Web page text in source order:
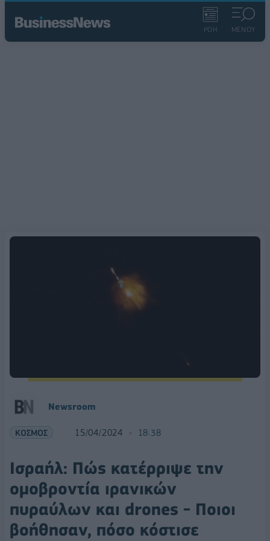
ΡΟΗ ΜΕΝΟΥ
Newsroom
ΚΟΣΜΟΣ 15/04/2024 18:38
Ισραήλ: Πώς κατέρριψε την
ομοβροντία ιρανικών
πυραύλων και drones - Ποιοι
βοήθησαν, πόσο κόστισε